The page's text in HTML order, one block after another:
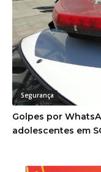
Segurança
Golpes por
adolescentes em